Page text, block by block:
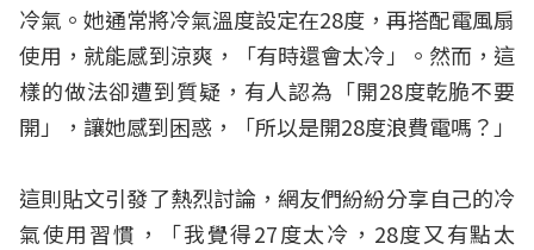
冷氣。她通常將冷氣溫度設定在28度，再搭配電風扇
使用，就能感到涼爽，「有時還會太冷」。然而，這
樣的做法卻遭到質疑，有人認為「開28度乾脆不要
開」，讓她感到困惑，「所以是開28度浪費電嗎？」
這則貼文引發了熱烈討論，網友們紛紛分享自己的冷
氣使用習慣，「我覺得27度太冷，28度又有點太